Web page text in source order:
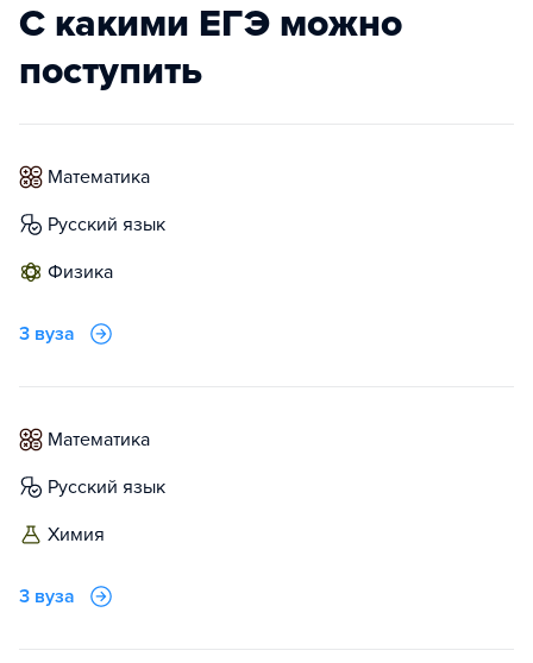
С какими ЕГЭ можно
поступить
математика
русский язык
физика
3 вуза
математика
русский язык
химия
3 вуза